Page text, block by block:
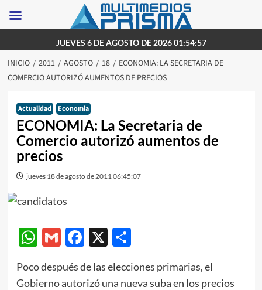
al
contenido
JUEVES 6 DE AGOSTO DE 2026 01:54:57
INICIO 2011 AGOSTO 18
ECONOMIA: LA SECRETARIA DE
COMERCIO AUTORIZÓ AUMENTOS DE PRECIOS
Actualidad Economia
ECONOMIA: La Secretaria de
Comercio autorizó aumentos de
precios
jueves 18 de agosto de 2011 06:45:07
WhatsApp
GmailFacebook
X Compartir
Poco después de las elecciones primarias, el
Gobierno autorizó una nueva suba en los precios